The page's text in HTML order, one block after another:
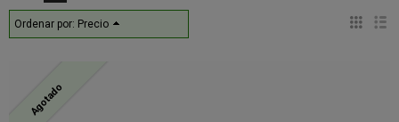
Ordenar por: Precio
Agotado